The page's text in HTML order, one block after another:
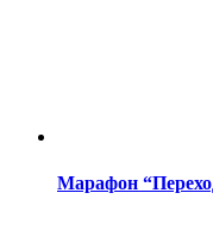
Марафон